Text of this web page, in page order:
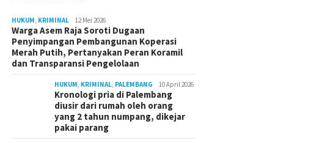
HUKUM KRIMINAL 12 Mei 2026
Warga Asem Raja Soroti Dugaan
Penyimpangan Pembangunan Koperasi
Merah Putih, Pertanyakan Peran Koramil
dan Transparansi Pengelolaan
HUKUM KRIMINAL PALEMBANG 10 April 2026
Kronologi pria di Palembang
diusir dari rumah oleh orang
yang 2 tahun numpang, dikejar
pakai parang